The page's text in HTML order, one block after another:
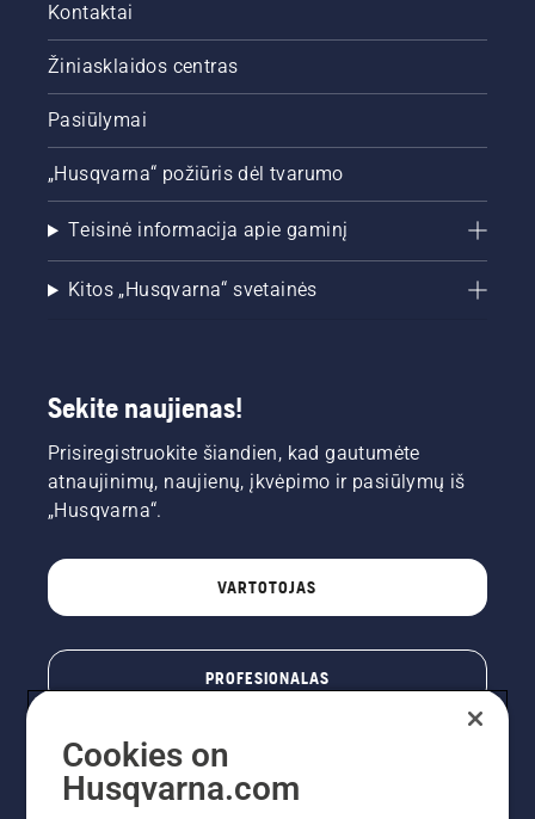
Kontaktai
Žiniasklaidos centras
Pasiūlymai
„Husqvarna“ požiūris dėl tvarumo
Teisinė informacija apie gaminį
Kitos „Husqvarna“ svetainės
Sekite naujienas!
Prisiregistruokite šiandien, kad gautumėte
atnaujinimų, naujienų, įkvėpimo ir pasiūlymų iš
„Husqvarna“.
VARTOTOJAS
PROFESIONALAS
Cookies on
Husqvarna.com